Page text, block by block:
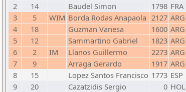
2
14 Baudel Simon 1798 FRA
3
5 WIM Borda Rodas Anapaola 2127 ARG
4
18 Guzman Vanesa 1600 ARG
5
12 Sammartino Gabriel 1823 ARG
6
2 IM Llanos Guillermo 2273 ARG
7
9 Arraga Gerardo 1917 ARG
8
15 Lopez Santos Francisco 1773 ESP
9
20 Cazatzidis Sergio 0 HOL